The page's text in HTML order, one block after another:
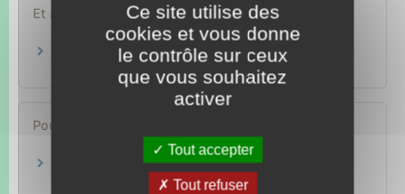
Et aussi
Recensement citoyen
Pour en savoir plus
Instruction relative à l'exemption médicale de
participation à la JDC
Ce site utilise des
cookies et vous donne
le contrôle sur ceux
que vous souhaitez
activer
Tout accepter
Tout refuser